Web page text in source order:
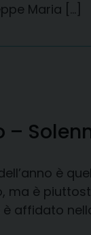
Maria […]
–
è
ma è
affidato